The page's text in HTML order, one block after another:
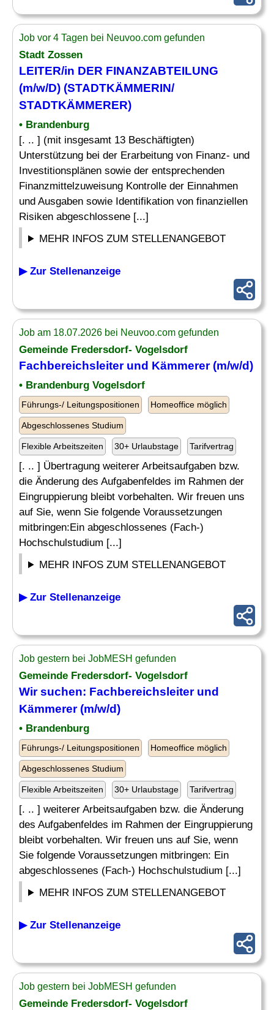
Job vor 4 Tagen bei Neuvoo.com gefunden
Stadt Zossen
LEITER/in DER FINANZABTEILUNG
(m/w/D) (STADTKÄMMERIN/
STADTKÄMMERER)
• Brandenburg
[. .. ] (mit insgesamt 13 Beschäftigten)
Unterstützung bei der Erarbeitung von Finanz- und
Investitionsplänen sowie der entsprechenden
Finanzmittelzuweisung Kontrolle der Einnahmen
und Ausgaben sowie Identifikation von finanziellen
Risiken abgeschlossene [...]
MEHR INFOS ZUM STELLENANGEBOT
▶ Zur Stellenanzeige
Job am 18.07.2026 bei Neuvoo.com gefunden
Gemeinde Fredersdorf- Vogelsdorf
Fachbereichsleiter und Kämmerer (m/w/d)
• Brandenburg Vogelsdorf
Führungs-/ Leitungspositionen Homeoffice möglich
Abgeschlossenes Studium
Flexible Arbeitszeiten 30+ Urlaubstage Tarifvertrag
[. .. ] Übertragung weiterer Arbeitsaufgaben bzw.
die Änderung des Aufgabenfeldes im Rahmen der
Eingruppierung bleibt vorbehalten. Wir freuen uns
auf Sie, wenn Sie folgende Voraussetzungen
mitbringen:Ein abgeschlossenes (Fach-)
Hochschulstudium [...]
MEHR INFOS ZUM STELLENANGEBOT
▶ Zur Stellenanzeige
Job gestern bei JobMESH gefunden
Gemeinde Fredersdorf- Vogelsdorf
Wir suchen: Fachbereichsleiter und
Kämmerer (m/w/d)
• Brandenburg
Führungs-/ Leitungspositionen Homeoffice möglich
Abgeschlossenes Studium
Flexible Arbeitszeiten 30+ Urlaubstage Tarifvertrag
[. .. ] weiterer Arbeitsaufgaben bzw. die Änderung
des Aufgabenfeldes im Rahmen der Eingruppierung
bleibt vorbehalten. Wir freuen uns auf Sie, wenn
Sie folgende Voraussetzungen mitbringen: Ein
abgeschlossenes (Fach-) Hochschulstudium [...]
MEHR INFOS ZUM STELLENANGEBOT
▶ Zur Stellenanzeige
Job gestern bei JobMESH gefunden
Gemeinde Fredersdorf- Vogelsdorf